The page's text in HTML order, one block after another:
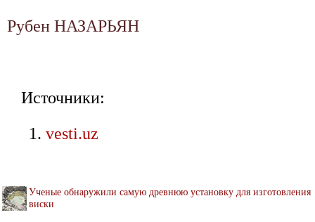
Рубен НАЗАРЬЯН
Источники:
vesti.uz
Ученые обнаружили самую древнюю установку для изготовления
виски